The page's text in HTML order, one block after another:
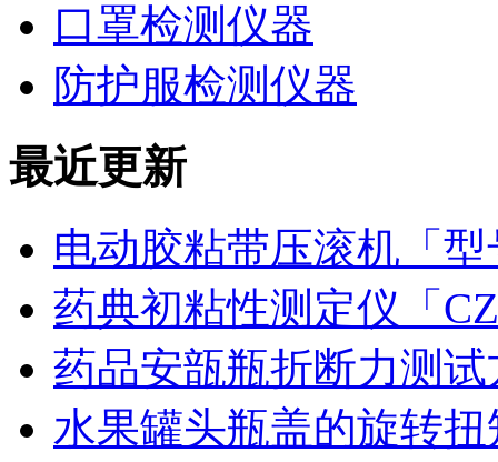
口罩检测仪器
防护服检测仪器
最近更新
电动胶粘带压滚机「
药典初粘性测定仪「
药品安瓿瓶折断力测
水果罐头瓶盖的旋转